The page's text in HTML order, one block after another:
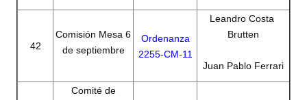
42
Comisión Mesa 6
de septiembre
Ordenanza
2255-CM-11
Leandro Costa
Brutten
Juan Pablo Ferrari
Comité de